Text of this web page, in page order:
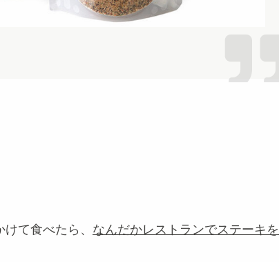
けて食べたら、 なんだかレストランでステーキを